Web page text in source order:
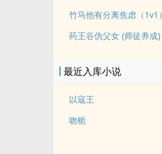
竹马他有分离焦虑（1v1）
药王谷伪父女 (师徒养成)
最近入库小说
以寇王
吻栀